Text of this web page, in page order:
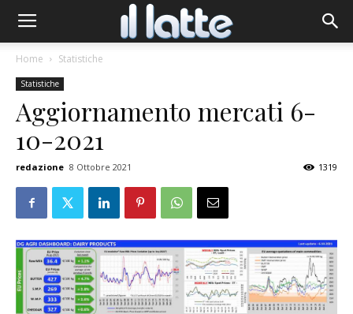
Home Statistiche
Statistiche
Aggiornamento mercati 6-
10-2021
redazione 8 Ottobre 2021 1319